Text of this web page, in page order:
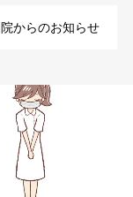
院からのお知らせ